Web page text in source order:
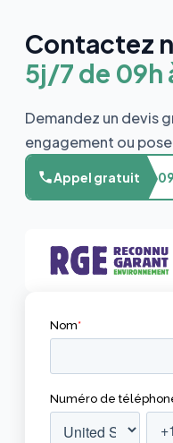
Contactez
5j/7 de 09h
Demandez un devis
engagement ou
Appel gratuit